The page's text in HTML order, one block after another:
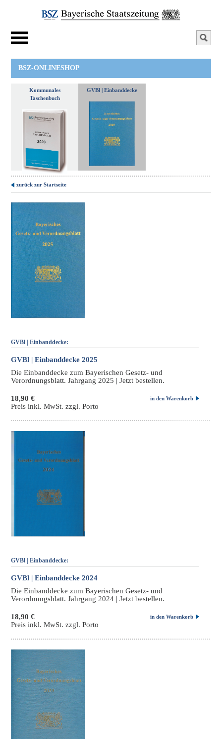
BSZ-ONLINESHOP
Kommunales
Taschenbuch
GVBl | Einbanddecke
zurück zur Startseite
GVBl | Einbanddecke:
GVBl | Einbanddecke 2025
Die Einbanddecke zum Bayerischen Gesetz- und
Verordnungsblatt. Jahrgang 2025 | Jetzt bestellen.
18,90 €
Preis inkl. MwSt. zzgl. Porto
in den Warenkorb
GVBl | Einbanddecke:
GVBl | Einbanddecke 2024
Die Einbanddecke zum Bayerischen Gesetz- und
Verordnungsblatt. Jahrgang 2024 | Jetzt bestellen.
18,90 €
Preis inkl. MwSt. zzgl. Porto
in den Warenkorb